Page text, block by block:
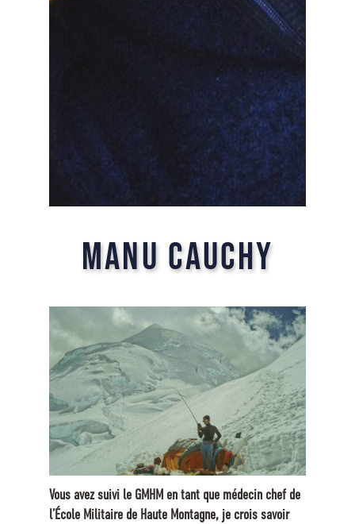
Manu Cauchy
Vous avez suivi le GMHM en tant que médecin chef de
l’École Militaire de Haute Montagne, je crois savoir